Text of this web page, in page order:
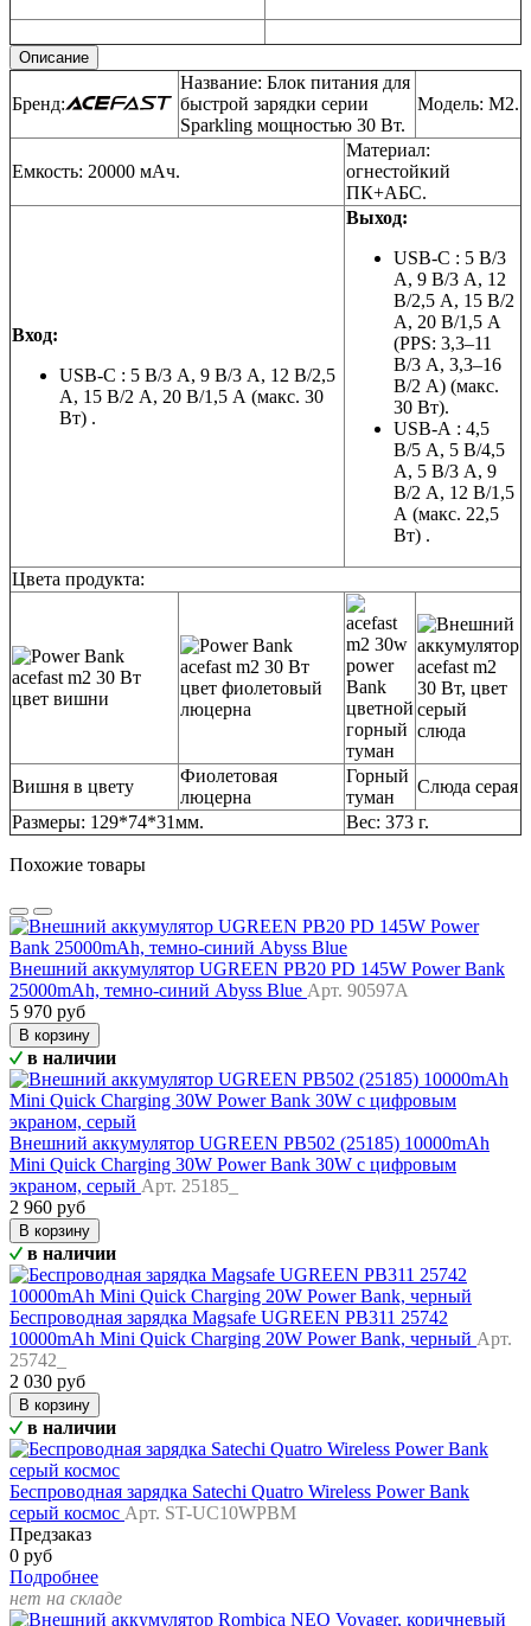
Описание
Бренд:
Название: Блок питания для
быстрой зарядки серии
Sparkling мощностью 30 Вт.
Модель: М2.
Емкость: 20000 мАч.
Материал:
огнестойкий
ПК+АБС.
Вход:
USB-C : 5 В/3 А, 9 В/3 А, 12 В/2,5
А, 15 В/2 А, 20 В/1,5 А (макс. 30
Вт) .
Выход:
USB-C : 5 В/3
А, 9 В/3 А, 12
В/2,5 А, 15 В/2
А, 20 В/1,5 А
(PPS: 3,3–11
В/3 А, 3,3–16
В/2 А) (макс.
30 Вт).
USB-A : 4,5
В/5 А, 5 В/4,5
А, 5 В/3 А, 9
В/2 А, 12 В/1,5
А (макс. 22,5
Вт) .
Цвета продукта:
Вишня в цвету
Фиолетовая
люцерна
Горный
туман
Слюда серая
Размеры: 129*74*31мм.
Вес: 373 г.
Похожие товары
Внешний аккумулятор UGREEN PB20 PD 145W Power Bank
25000mAh, темно-синий Abyss Blue Арт. 90597A
5 970 руб
В корзину
в наличии
Внешний аккумулятор UGREEN PB502 (25185) 10000mAh
Mini Quick Charging 30W Power Bank 30W с цифровым
экраном, серый Арт. 25185_
2 960 руб
В корзину
в наличии
Беспроводная зарядка Magsafe UGREEN PB311 25742
10000mAh Mini Quick Charging 20W Power Bank, черный Арт.
25742_
2 030 руб
В корзину
в наличии
Беспроводная зарядка Satechi Quatro Wireless Power Bank
серый космос Арт. ST-UC10WPBM
Предзаказ
0 руб
Подробнее
нет на складе